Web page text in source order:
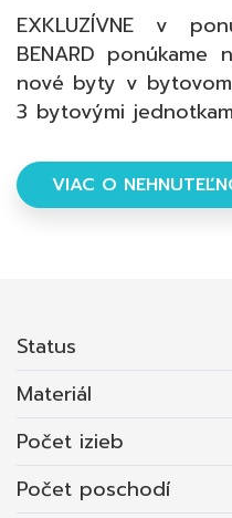
EXKLUZÍVNE v
BENARD ponúkame na predaj nadštandardné
nové byty v bytovom dome A, B a C, každý s
3 bytovými
byty a 4-izbové
balkónmi.
JSM CENTRUM v
spoločnosť
informácií kontaktujte RK. Popis
termín začatia a
2Q/2022 – 2Q/
VIAC O
Status
Materiál
Počet izieb
Počet poschodí